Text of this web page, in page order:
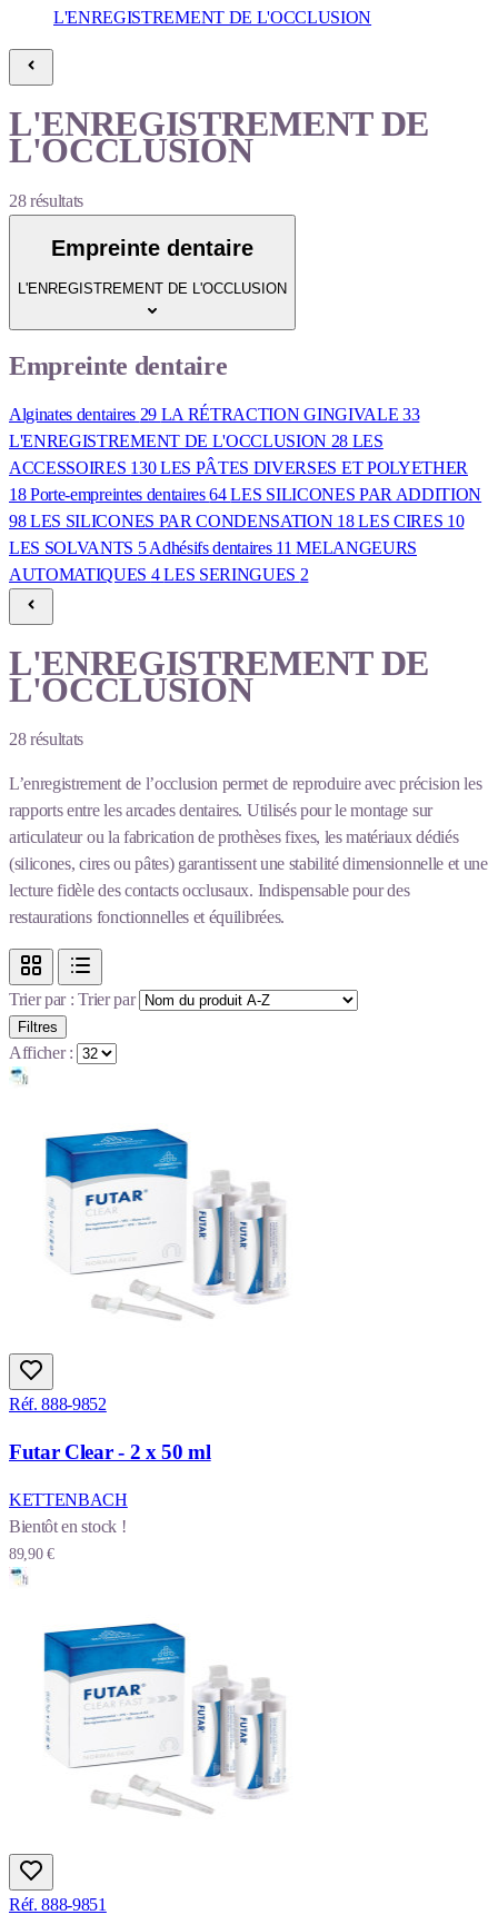
L'ENREGISTREMENT DE L'OCCLUSION
L'ENREGISTREMENT DE
L'OCCLUSION
28résultats
Empreinte dentaire
L'ENREGISTREMENT DE L'OCCLUSION
Empreinte dentaire
Alginates dentaires 29 LA RÉTRACTION GINGIVALE 33
L'ENREGISTREMENT DE L'OCCLUSION 28 LES
ACCESSOIRES 130LES PÂTES DIVERSES ET POLYETHER
18Porte-empreintes dentaires64LES SILICONES PAR ADDITION
98LES SILICONES PAR CONDENSATION 18LES CIRES 10
LES SOLVANTS 5Adhésifs dentaires 11MELANGEURS
AUTOMATIQUES 4LES SERINGUES 2
L'ENREGISTREMENT DE
L'OCCLUSION
28résultats
L’enregistrement de l’occlusion permet de reproduire avec précision les
rapports entre les arcades dentaires. Utilisés pour le montage sur
articulateur ou la fabrication de prothèses fixes, les matériaux dédiés
(silicones, cires ou pâtes) garantissent une stabilité dimensionnelle et une
lecture fidèle des contacts occlusaux. Indispensable pour des
restaurations fonctionnelles et équilibrées.
Trier par :Trier par
Filtres
Afficher :
Réf. 888-9852
Futar Clear - 2 x 50 ml
KETTENBACH
Bientôt en stock !
89,90 €
Réf. 888-9851